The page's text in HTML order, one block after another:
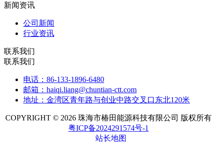
新闻资讯
公司新闻
行业资讯
联系我们
联系我们
电话：86-133-1896-6480
邮箱：haiqi.liang@chuntian-ctt.com
地址：金湾区青年路与创业中路交叉口东北120米
COPYRIGHT © 2026 珠海市椿田能源科技有限公司 版权所有
粤ICP备2024291574号-1
站长地图